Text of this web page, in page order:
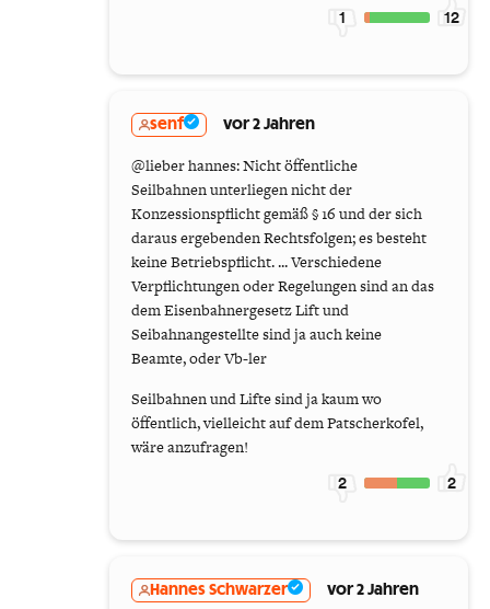
1 12
senf vor 2 Jahren
@lieber hannes: Nicht öffentliche
Seilbahnen unterliegen nicht der
Konzessionspflicht gemäß § 16 und der sich
daraus ergebenden Rechtsfolgen; es besteht
keine Betriebspflicht. ... Verschiedene
Verpflichtungen oder Regelungen sind an das
dem Eisenbahnergesetz Lift und
Seibahnangestellte sind ja auch keine
Beamte, oder Vb-ler
Seilbahnen und Lifte sind ja kaum wo
öffentlich, vielleicht auf dem Patscherkofel,
wäre anzufragen!
2 2
Hannes Schwarzer vor 2 Jahren